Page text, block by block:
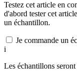
Testez cet article en
d'abord tester cet
un échantillon.
Je commande un
i
Les échantillons